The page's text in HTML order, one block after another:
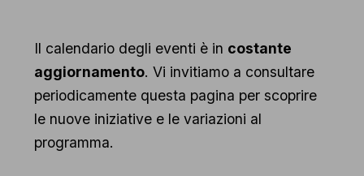
Il calendario degli eventi è in costante
aggiornamento. Vi invitiamo a consultare
periodicamente questa pagina per scoprire
le nuove iniziative e le variazioni al
programma.